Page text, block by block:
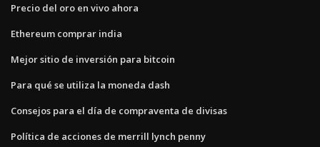
Precio del oro en vivo ahora
Ethereum comprar india
Mejor sitio de inversión para bitcoin
Para qué se utiliza la moneda dash
Consejos para el día de compraventa de divisas
Política de acciones de merrill lynch penny